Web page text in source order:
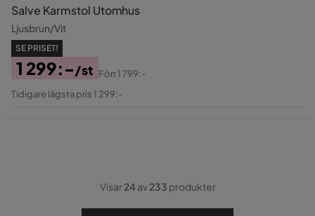
Salve Karmstol Utomhus
Ljusbrun/Vit
SE PRISET!
Pris
1 299:-/st
Original
Förr1 799:-
Tidigare lägsta pris 1 299:-
Visar24av233 produkter